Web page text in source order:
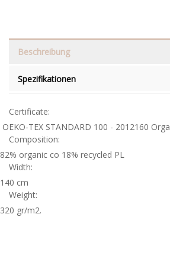
Beschreibung
Spezifikationen
Certificate:
OEKO-TEX STANDARD 100 - 2012160
Composition:
82% organic co 18% recycled PL
Width:
140 cm
Weight:
320 gr/m2.